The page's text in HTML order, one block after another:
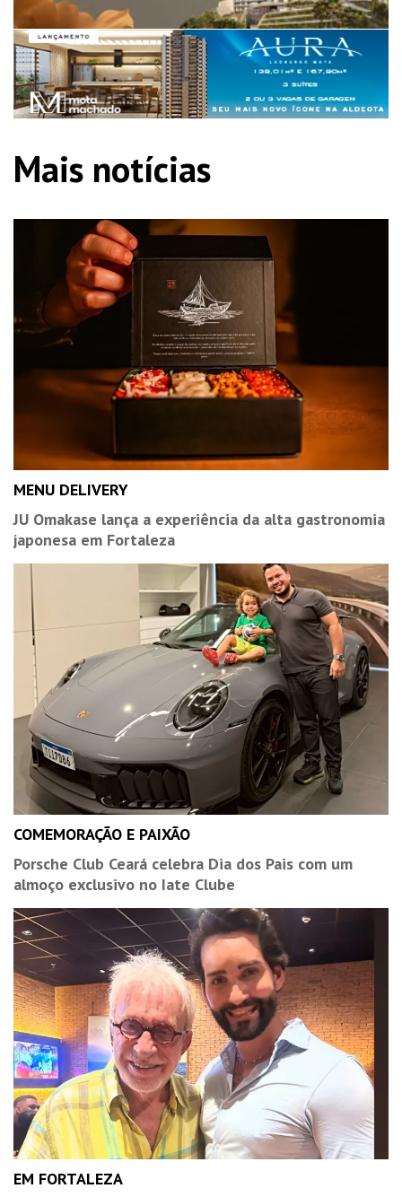
Mais notícias
MENU DELIVERY
JU Omakase lança a experiência da alta gastronomia
japonesa em Fortaleza
COMEMORAÇÃO E PAIXÃO
Porsche Club Ceará celebra Dia dos Pais com um
almoço exclusivo no Iate Clube
EM FORTALEZA